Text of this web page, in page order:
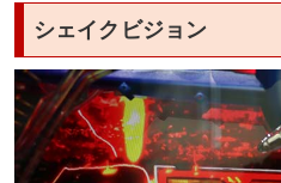
シェイクビジョン